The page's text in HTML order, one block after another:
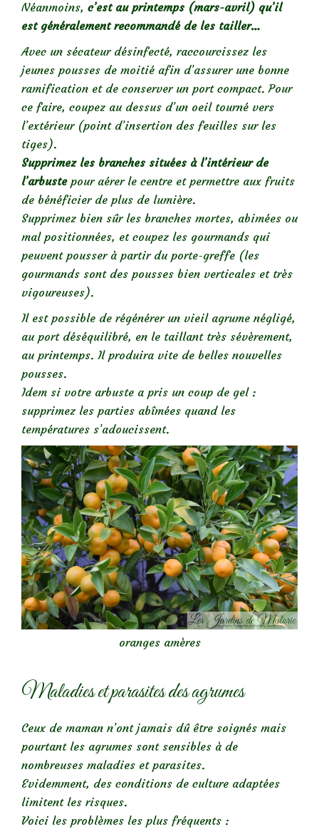
Néanmoins, c’est au printemps (mars-avril) qu’il
est généralement recommandé de les tailler…
Avec un sécateur désinfecté, raccourcissez les
jeunes pousses de moitié afin d’assurer une bonne
ramification et de conserver un port compact. Pour
ce faire, coupez au dessus d’un oeil tourné vers
l’extérieur (point d’insertion des feuilles sur les
tiges).
Supprimez les branches situées à l’intérieur de
l’arbustepour aérer le centre et permettre aux fruits
de bénéficier de plus de lumière.
Supprimez bien sûr les branches mortes, abimées ou
mal positionnées, et coupez les gourmands qui
peuvent pousser à partir du porte-greffe (les
gourmands sont des pousses bien verticales et très
vigoureuses).
Il est possible de régénérer un vieil agrume négligé,
au port déséquilibré, en le taillant très sévèrement,
au printemps. Il produira vite de belles nouvelles
pousses.
Idem si votre arbuste a pris un coup de gel :
supprimez les parties abîmées quand les
températures s’adoucissent.
oranges amères
Maladies et parasites des agrumes
Ceux de maman n’ont jamais dû être soignés mais
pourtant les agrumes sont sensibles à de
nombreuses maladies et parasites.
Evidemment, des conditions de culture adaptées
limitent les risques.
Voici les problèmes les plus fréquents :